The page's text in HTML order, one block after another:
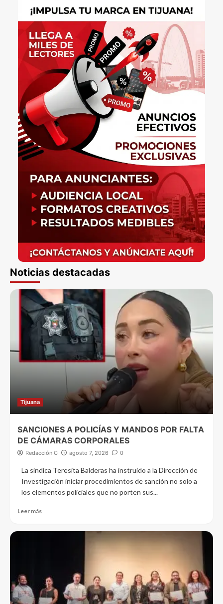
Noticias destacadas
Tijuana
SANCIONES A POLICÍAS Y MANDOS POR FALTA
DE CÁMARAS CORPORALES
Redacción C agosto 7, 2026 0
La síndica Teresita Balderas ha instruido a la Dirección de
Investigación iniciar procedimientos de sanción no solo a
los elementos policiales que no porten sus...
Leer más